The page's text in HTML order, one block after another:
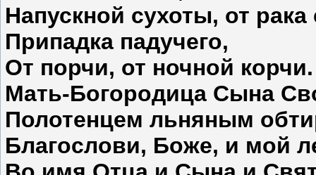
Напускной сухоты, от рака
Припадка падучего,
От порчи, от ночной корчи.
Мать-Богородица Сына
Полотенцем льняным
Благослови, Боже, и мой